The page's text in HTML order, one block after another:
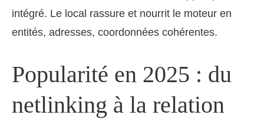
intégré. Le local rassure et nourrit le moteur en
entités, adresses, coordonnées cohérentes.
Popularité en 2025 : du
netlinking à la relation